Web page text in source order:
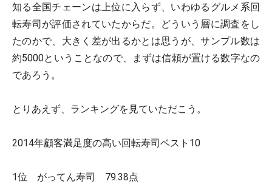
知る全国チェーンは上位に入らず、いわゆるグルメ系回
転寿司が評価されていたからだ。どういう層に調査をし
たのかで、大きく差が出るかとは思うが、サンプル数は
約5000ということなので、まずは信頼が置ける数字なの
であろう。
とりあえず、ランキングを見ていただこう。
2014年顧客満足度の高い回転寿司ベスト10
1位 がってん寿司 79.38点